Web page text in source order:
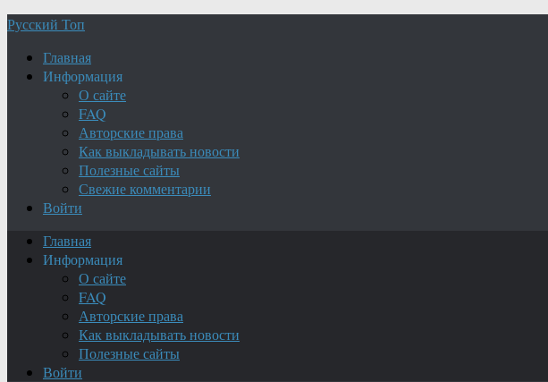
Русский Топ
Главная
Информация
О сайте
FAQ
Авторские права
Как выкладывать новости
Полезные сайты
Свежие комментарии
Войти
Главная
Информация
О сайте
FAQ
Авторские права
Как выкладывать новости
Полезные сайты
Войти